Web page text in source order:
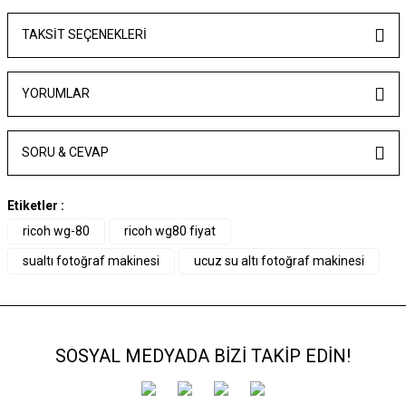
TAKSIT SEÇENEKLERI
YORUMLAR
SORU & CEVAP
Etiketler :
ricoh wg-80
ricoh wg80 fiyat
sualtı fotoğraf makinesi ucuz su altı fotoğraf makinesi
SOSYAL MEDYADA BİZİ TAKİP EDİN!